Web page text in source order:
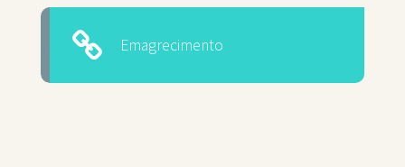
Emagrecimento